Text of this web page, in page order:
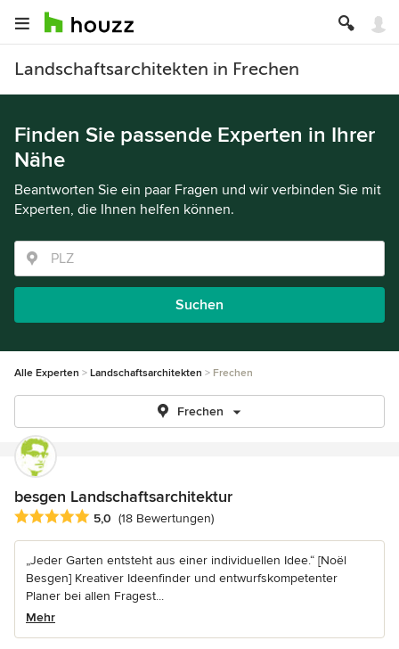
Landschaftsarchitekten in Frechen
Finden Sie passende Experten in Ihrer
Nähe
Beantworten Sie ein paar Fragen und wir verbinden Sie mit
Experten, die Ihnen helfen können.
Suchen
Alle Experten Landschaftsarchitekten Frechen
Frechen
besgen Landschaftsarchitektur
Durchschnittliche Bewertung: 5 von 5 Sternen
5,0 (18 Bewertungen)
„Jeder Garten entsteht aus einer individuellen Idee.“ [Noël
Besgen] Kreativer Ideenfinder und entwurfskompetenter
Planer bei allen Fragest...
Mehr